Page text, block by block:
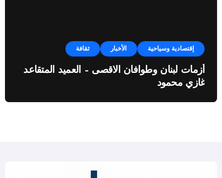
إقتصادية وسياحية الأخبار ثقافة
أزمات لبنان وطوافان الاقصى – العميد المتقاعد
غازي محمود